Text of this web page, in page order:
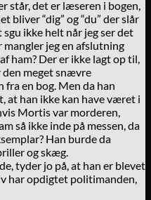
står, det er læseren i bogen,
bliver “dig” og “du” der slår
ikke helt når jeg ser det
mangler jeg en afslutning
ham? Der er ikke lagt op til,
den meget snævre
en bog. Men da han
at han ikke kan have været i
Mortis var morderen,
så ikke inde på messen, da
Han burde da
og skæg.
tyder jo på, at han er blevet
har opdigtet politimanden,